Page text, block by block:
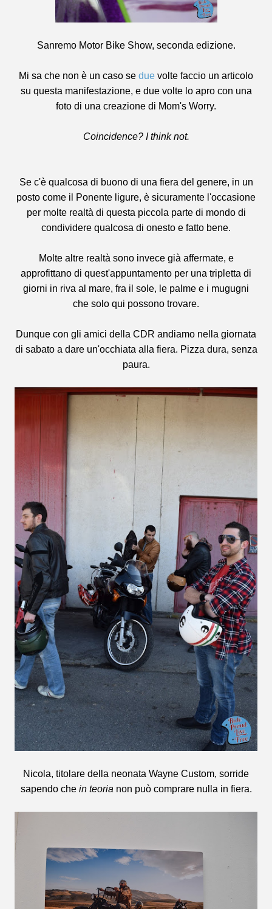
Sanremo Motor Bike Show, seconda edizione.
Mi sa che non è un caso se due volte faccio un articolo
su questa manifestazione, e due volte lo apro con una
foto di una creazione di Mom's Worry.
Coincidence? I think not.
Se c'è qualcosa di buono di una fiera del genere, in un
posto come il Ponente ligure, è sicuramente l'occasione
per molte realtà di questa piccola parte di mondo di
condividere qualcosa di onesto e fatto bene.
Molte altre realtà sono invece già affermate, e
approfittano di quest'appuntamento per una tripletta di
giorni in riva al mare, fra il sole, le palme e i mugugni
che solo qui possono trovare.
Dunque con gli amici della CDR andiamo nella giornata
di sabato a dare un'occhiata alla fiera. Pizza dura, senza
paura.
Nicola, titolare della neonata Wayne Custom, sorride
sapendo che in teoria non può comprare nulla in fiera.